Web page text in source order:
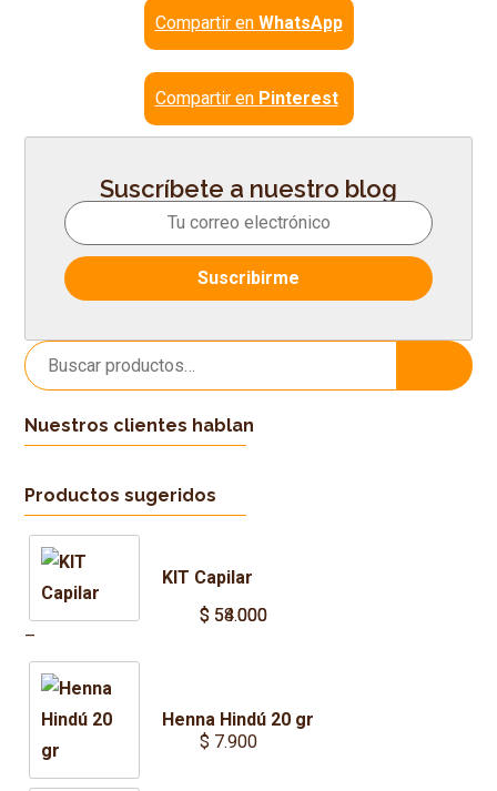
Compartir en WhatsApp
Compartir en Pinterest
Suscríbete a nuestro blog
Buscar
por:
Nuestros clientes hablan
Productos sugeridos
KIT Capilar
$54.000
–
$58.000
range:
$ 54.000
through
$ 58.000
Henna Hindú 20 gr
$ 7.900